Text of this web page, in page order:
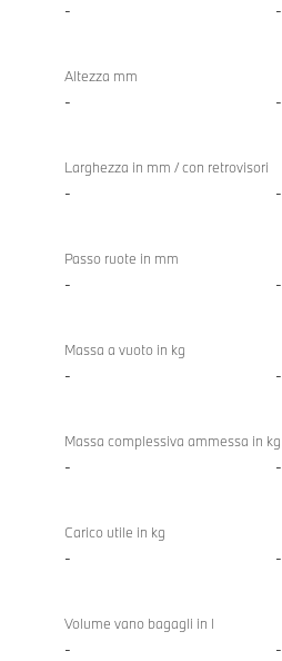
- -
Altezza mm
- -
Larghezza in mm / con retrovisori
- -
Passo ruote in mm
- -
Massa a vuoto in kg
- -
Massa complessiva ammessa in kg
- -
Carico utile in kg
- -
Volume vano bagagli in l
- -